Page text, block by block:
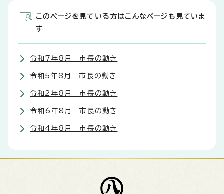
このページを見ている方はこんなページも見ていま
す
令和7年8月 市長の動き
令和5年8月 市長の動き
令和2年8月 市長の動き
令和6年8月 市長の動き
令和4年8月 市長の動き